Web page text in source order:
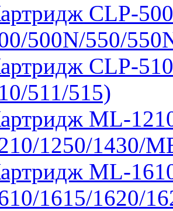
CLP-
500N/550/
CLP-
511/515)
ML-
1250/1430/
ML-
1615/1620/